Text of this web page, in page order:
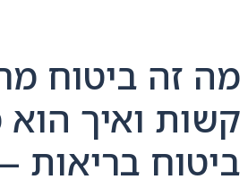
מה זה ביטוח
קשות ואיך
ביטוח בריאות